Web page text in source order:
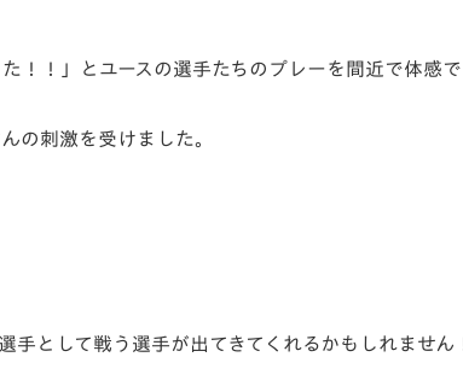
！！」とユースの選手たちのプレーを間近で体感
の刺激を受けました。
として戦う選手が出てきてくれるかもしれません